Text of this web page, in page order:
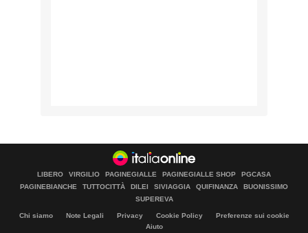
LIBERO VIRGILIO PAGINEGIALLE PAGINEGIALLE SHOP
PGCASA
PAGINEBIANCHE
TUTTOCITTÀ DILEI SIVIAGGIA QUIFINANZA
BUONISSIMO
SUPEREVA
Chi siamo Note Legali Privacy Cookie Policy
Preferenze sui cookie
Aiuto